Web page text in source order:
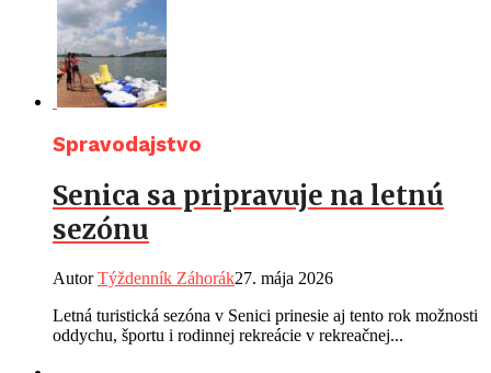
Spravodajstvo
Senica sa pripravuje na letnú
sezónu
AutorTýždenník Záhorák27. mája 2026
Letná turistická sezóna v Senici prinesie aj tento rok možnosti
oddychu, športu i rodinnej rekreácie v rekreačnej...